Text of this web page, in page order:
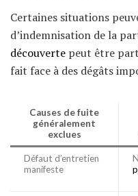
Certaines situations
d’indemnisation de la
découverte peut être
fait face à des dégâts
Causes de fuite
généralement
exclues
Défaut d’entretien
manifeste